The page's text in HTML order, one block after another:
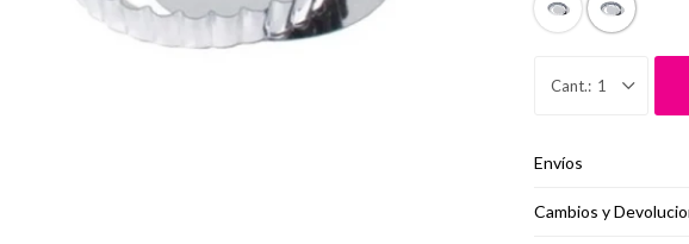
1
Envíos
Cambios y